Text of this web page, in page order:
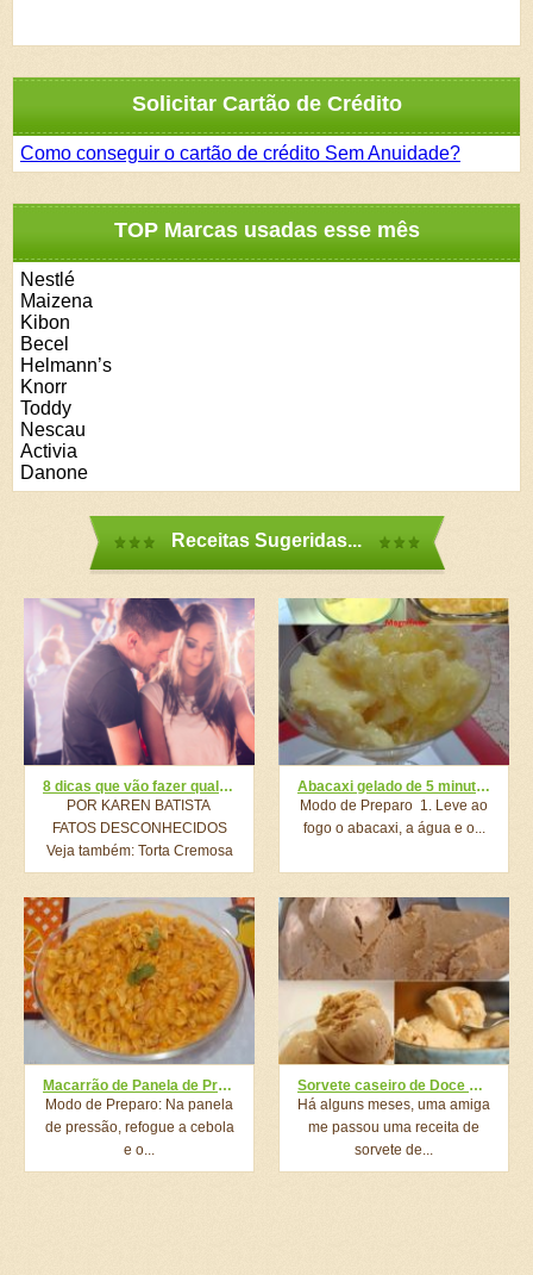
Solicitar Cartão de Crédito
Como conseguir o cartão de crédito Sem Anuidade?
TOP Marcas usadas esse mês
Nestlé
Maizena
Kibon
Becel
Helmann’s
Knorr
Toddy
Nescau
Activia
Danone
Receitas Sugeridas...
8 dicas que vão fazer qualquer pessoa se apaixonar por você
POR KAREN BATISTA 
FATOS DESCONHECIDOS
Veja também: Torta Cremosa
Romeu e...
Abacaxi gelado de 5 minutos
Modo de Preparo 1. Leve ao
fogo o abacaxi, a água e o...
Macarrão de Panela de Pressão Simples
Modo de Preparo: Na panela
de pressão, refogue a cebola
e o...
Sorvete caseiro de Doce de Leite (com apenas 2 ingredientes)
Há alguns meses, uma amiga
me passou uma receita de
sorvete de...